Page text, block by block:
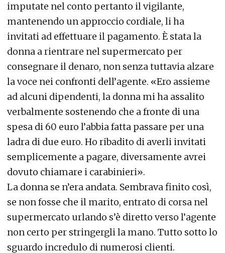
imputate nel conto pertanto il vigilante,
mantenendo un approccio cordiale, li ha
invitati ad effettuare il pagamento. È stata la
donna a rientrare nel supermercato per
consegnare il denaro, non senza tuttavia alzare
la voce nei confronti dell’agente. «Ero assieme
ad alcuni dipendenti, la donna mi ha assalito
verbalmente sostenendo che a fronte di una
spesa di 60 euro l’abbia fatta passare per una
ladra di due euro. Ho ribadito di averli invitati
semplicemente a pagare, diversamente avrei
dovuto chiamare i carabinieri».
La donna se n’era andata. Sembrava finito così,
se non fosse che il marito, entrato di corsa nel
supermercato urlando s’è diretto verso l’agente
non certo per stringergli la mano. Tutto sotto lo
sguardo incredulo di numerosi clienti.